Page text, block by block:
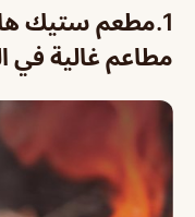
1. مطعم ستيك
مطاعم غالية في